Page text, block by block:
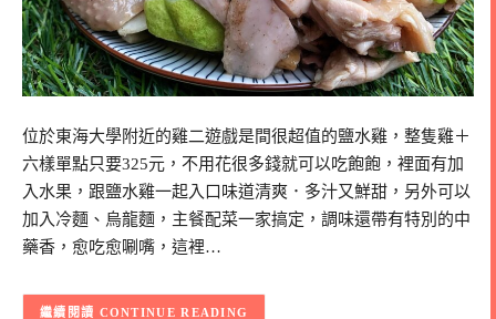
位於東海大學附近的雞二遊戲是間很超值的鹽水雞，整隻雞＋
六樣單點只要325元，不用花很多錢就可以吃飽飽，裡面有加
入水果，跟鹽水雞一起入口味道清爽．多汁又鮮甜，另外可以
加入冷麵、烏龍麵，主餐配菜一家搞定，調味還帶有特別的中
藥香，愈吃愈唰嘴，這裡…
CONTINUE READING